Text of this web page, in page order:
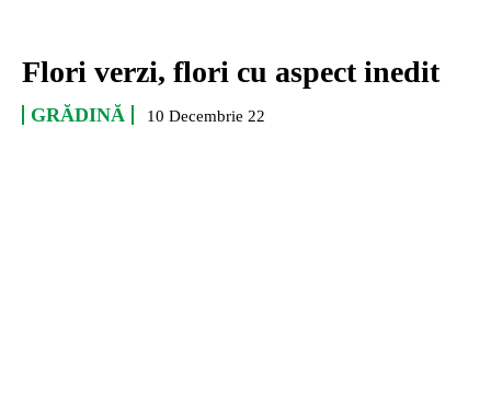
Flori verzi, flori cu aspect inedit
GRĂDINĂ 10 Decembrie 22